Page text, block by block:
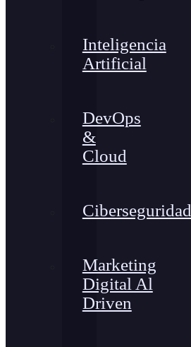
Inteligencia
Artificial
DevOps
&
Cloud
Ciberseguridad
Marketing
Digital Al
Driven